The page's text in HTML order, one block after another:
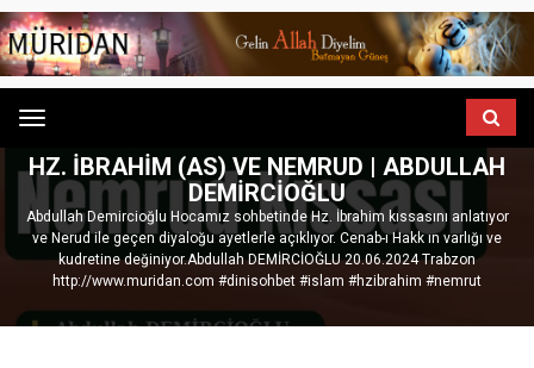
Menu
HZ. İBRAHIM (AS) VE NEMRUD | ABDULLAH
DEMİRCİOĞLU
Abdullah Demircioğlu Hocamız sohbetinde Hz. İbrahim kıssasını anlatıyor
ve Nerud ile geçen diyaloğu ayetlerle açıklıyor. Cenab-ı Hakk ın varlığı ve
kudretine değiniyor.Abdullah DEMİRCİOĞLU 20.06.2024 Trabzon
http://www.muridan.com #dinisohbet #islam #hzibrahim #nemrut